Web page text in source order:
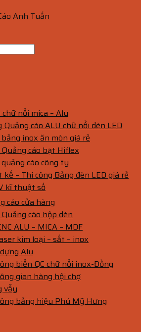
Anh Tuấn
nổi mica – Alu
Quảng cáo ALU chữ nổi đèn LED
inox ăn mòn giá rẻ
cáo bạt Hiflex
cáo công ty
kế – Thi công Bảng đèn LED giá rẻ
kĩ thuật số
cáo cửa hàng
cáo hộp đèn
ALU – MICA – MDF
kim loại – sắt – inox
Alu
biển QC chữ nổi inox-Đồng
gian hàng hội chợ
vẫy
bảng hiệu Phú Mỹ Hưng